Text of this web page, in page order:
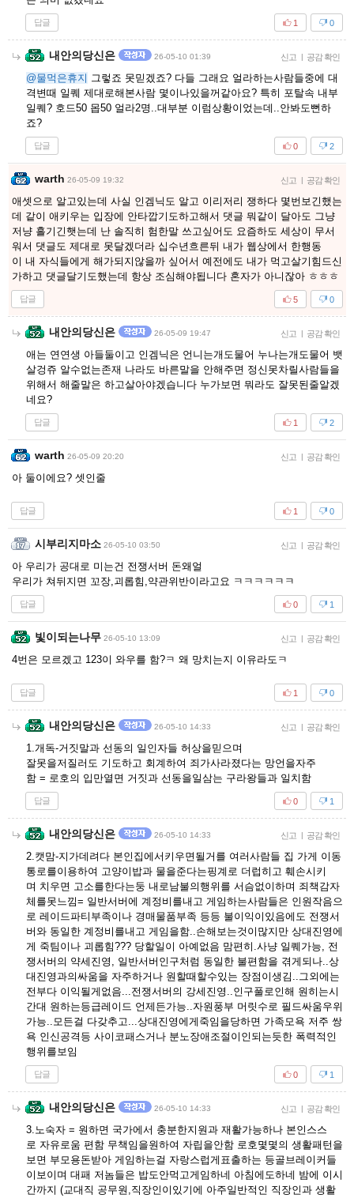
답글 0
1
내안의당신은 26-05-10 01:39 신고 | 공감 확인
@물먹은휴지 그렇죠 못믿겠죠? 다들 그래요 얼라하는사람들중에 대
격변때 일퀘 제대로해본사람 몇이나있을꺼같아요? 특히 포탈속 내부
일퀘? 호드50 몹50 얼라2명..대부분 이럼상황이었는데..안봐도뻔하
죠?
답글 2
0
warth 26-05-09 19:32 신고 | 공감 확인
애셋으로 알고있는데 사실 인겜닉도 알고 이리저리 쟁하다 몇번보긴했는
데 같이 애키우는 입장에 안타깝기도하고해서 댓글 뭐같이 달아도 그냥
저냥 흘기긴햇는데 난 솔직히 험한말 쓰고싶어도 요즘하도 세상이 무서
워서 댓글도 제대로 못달겠더라 십수년흐른뒤 내가 웹상에서 한행동
이 내 자식들에게 해가되지않을까 싶어서 예전에도 내가 먹고살기힘드신
가하고 댓글달기도했는데 항상 조심해야됩니다 혼자가 아니잖아 ㅎㅎㅎ
답글 0
5
내안의당신은 26-05-09 19:47 신고 | 공감 확인
애는 연연생 아들둘이고 인겜닉은 언니는개도물어 누나는개도물어 뱃
살겅쥬 알수없는존재 나라도 바른말을 안해주면 정신못차릴사람들을
위해서 해줄말은 하고살아야겠습니다 누가보면 뭐라도 잘못된줄알겠
네요?
답글 2
1
warth 26-05-09 20:20 신고 | 공감 확인
아 둘이에요? 셋인줄
답글 0
1
시부리지마소 26-05-10 03:50 신고 | 공감 확인
아 우리가 공대로 미는건 전쟁서버 돈왜얼
우리가 쳐뒤지면 꼬장,괴롭힘,약관위반이라고요 ㅋㅋㅋㅋㅋㅋ
답글 1
0
빛이되는나무 26-05-10 13:09 신고 | 공감 확인
4번은 모르겠고 123이 와우를 함?ㅋ 왜 망치는지 이유라도ㅋ
답글 0
1
내안의당신은 26-05-10 14:33 신고 | 공감 확인
1.개독-거짓말과 선동의 일인자들 허상을믿으며
잘못을저질러도 기도하고 회계하여 죄가사라졌다는 망언을자주
함 = 로호의 입만열면 거짓과 선동을일삼는 구라왕들과 일치함
답글 1
0
내안의당신은 26-05-10 14:33 신고 | 공감 확인
2.캣맘-지가데려다 본인집에서키우면될거를 여러사람들 집 가게 이동
통로를이용하여 고양이밥과 물을준다는핑계로 더럽히고 훼손시키
며 치우면 고소를한다는둥 내로남불의행위를 서슴없이하며 죄책감자
체를못느낌= 일반서버에 계정비를내고 게임하는사람들은 인원작음으
로 레이드파티부족이나 경매물품부족 등등 불이익이있음에도 전쟁서
버와 동일한 계정비를내고 게임을함..손해보는것이많지만 상대진영에
게 죽팀이나 괴롭힘??? 당할일이 아예없음 맘편히.사냥 일퀘가능, 전
쟁서버의 약세진영, 일반서버인구처럼 동일한 불편함을 겪게되나..상
대진영과의싸움을 자주하거나 원할때할수있는 장점이생김..그외에는
전부다 이익될게없음...전쟁서버의 강세진영..인구풀로인해 원히는시
간대 원하는등급레이드 언제든가능..자원풍부 머릿수로 필드싸움우위
가능..모든걸 다갖추고...상대진영에게죽임을당하면 가족모욕 저주 쌍
욕 인신공격등 사이코패스거나 분노장애조절이인되는듯한 폭력적인
행위를보임
답글 1
0
내안의당신은 26-05-10 14:33 신고 | 공감 확인
3.노숙자 = 원하면 국가에서 충분한지원과 재활가능하나 본인스스
로 자유로움 편함 무책임을원하여 자립을안함 로호몇몇의 생활패턴을
보면 부모용돈받아 게임하는걸 자랑스럽게표출하는 등골브레이커들
이보이며 대패 저놈들은 밥도안먹고게임하네 아침에도하네 밤에 이시
간까지 (교대직 공무원,직장인이있기에 아주일반적인 직장인과 생활